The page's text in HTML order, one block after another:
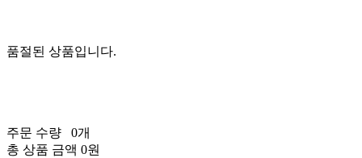
품절된 상품입니다.
주문 수량
0개
총 상품 금액 0원